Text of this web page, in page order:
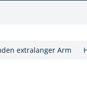
extralanger Arm